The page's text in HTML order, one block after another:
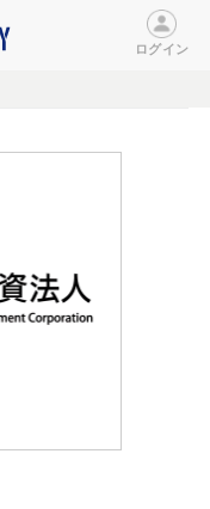
ログイン